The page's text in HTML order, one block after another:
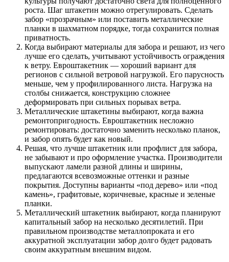
роста. Шаг штакетин можно отрегулировать. Сделать
забор «прозрачным» или поставить металлические
планки в шахматном порядке, тогда сохранится полная
приватность.
Когда выбирают материалы для забора и решают, из чего
лучше его сделать, учитывают устойчивость ограждения
к ветру. Евроштакетник — хороший вариант для
регионов с сильной ветровой нагрузкой. Его парусность
меньше, чем у профилированного листа. Нагрузка на
столбы снижается, конструкцию сложнее
деформировать при сильных порывах ветра.
Металлические штакетины выбирают, когда важна
ремонтопригодность. Евроштакетник несложно
ремонтировать: достаточно заменить несколько планок,
и забор опять будет как новый.
Решая, что лучше штакетник или профлист для забора,
не забывают и про оформление участка. Производители
выпускают ламели разной длины и ширины,
предлагаются всевозможные оттенки и разные
покрытия. Доступны варианты «под дерево» или «под
камень», графитовые, коричневые, красные и зеленые
планки.
Металлический штакетник выбирают, когда планируют
капитальный забор на несколько десятилетий. При
правильном производстве металлопроката и его
аккуратной эксплуатации забор долго будет радовать
своим аккуратным внешним видом.